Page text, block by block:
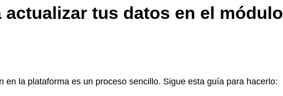
actualizar tus datos en el módulo
en la plataforma es un proceso sencillo. Sigue esta guía para hacerlo: